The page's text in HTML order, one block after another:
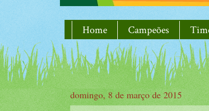
Home Campeões
domingo, 8 de março de 2015